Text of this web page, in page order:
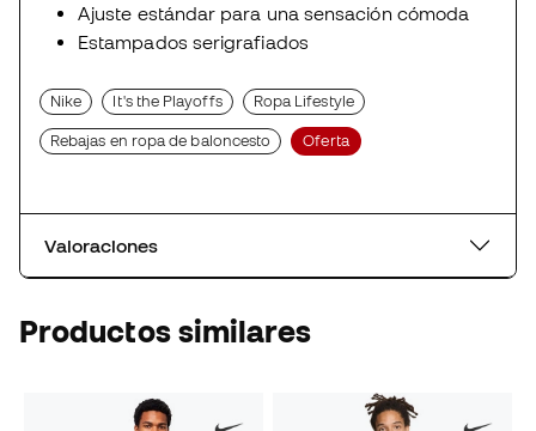
Ajuste estándar para una sensación cómoda
Estampados serigrafiados
Nike It's the Playoffs Ropa Lifestyle
Rebajas en ropa de baloncesto Oferta
Valoraciones
Productos similares